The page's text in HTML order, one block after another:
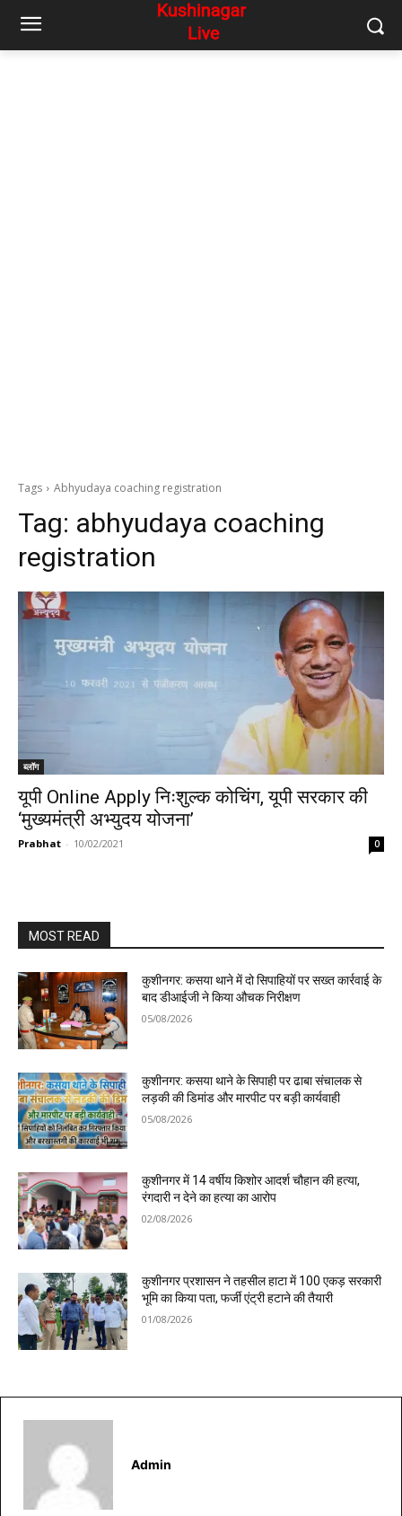
Tags Abhyudaya coaching registration
Tag: abhyudaya coaching
registration
ब्लॉग
यूपी Online Apply निःशुल्क कोचिंग, यूपी सरकार की
‘मुख्यमंत्री अभ्युदय योजना’
Prabhat - 10/02/2021 0
MOST READ
कुशीनगर: कसया थाने में दो सिपाहियों पर सख्त कार्रवाई के
बाद डीआईजी ने किया औचक निरीक्षण
05/08/2026
कुशीनगर: कसया थाने के सिपाही पर ढाबा संचालक से
लड़की की डिमांड और मारपीट पर बड़ी कार्यवाही
05/08/2026
कुशीनगर में 14 वर्षीय किशोर आदर्श चौहान की हत्या,
रंगदारी न देने का हत्या का आरोप
02/08/2026
कुशीनगर प्रशासन ने तहसील हाटा में 100 एकड़ सरकारी
भूमि का किया पता, फर्जी एंट्री हटाने की तैयारी
01/08/2026
Admin